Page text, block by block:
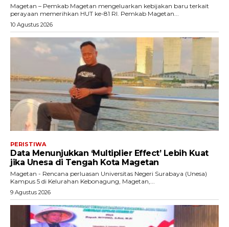
Magetan – Pemkab Magetan mengeluarkan kebijakan baru terkait
perayaan memerihkan HUT ke-81 RI. Pemkab Magetan...
10 Agustus 2026
PERISTIWA
Data Menunjukkan ‘Multiplier Effect’ Lebih Kuat
jika Unesa di Tengah Kota Magetan
Magetan - Rencana perluasan Universitas Negeri Surabaya (Unesa)
Kampus 5 di Kelurahan Kebonagung, Magetan,...
9 Agustus 2026